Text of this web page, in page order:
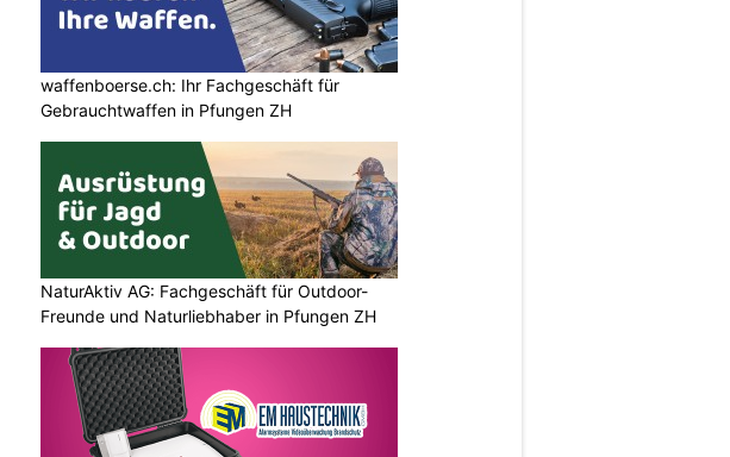
waffenboerse.ch: Ihr Fachgeschäft für
Gebrauchtwaffen in Pfungen ZH
NaturAktiv AG: Fachgeschäft für Outdoor-
Freunde und Naturliebhaber in Pfungen ZH